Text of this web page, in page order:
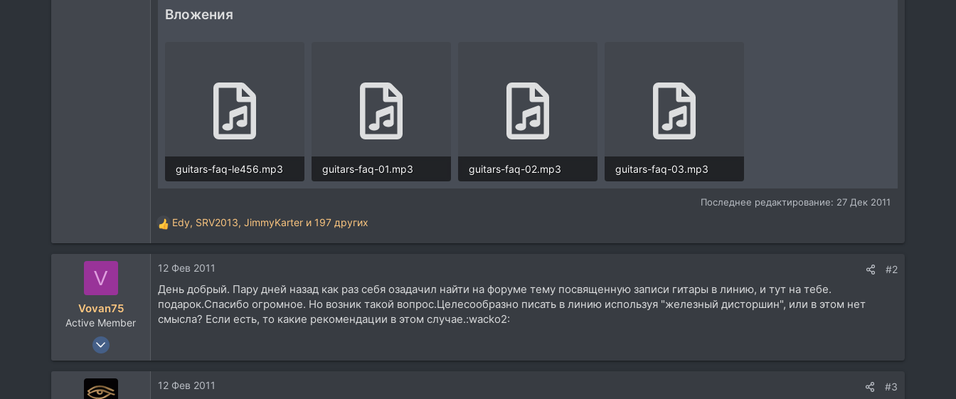
Вложения
guitars-faq-le456.mp3 guitars-faq-01.mp3 guitars-faq-02.mp3 guitars-faq-03.mp3
Последнее редактирование: 27 Дек 2011
Р
е
к
и
и
:
Edy, SRV2013, JimmyKarter и 197 других
V
Vovan75
Active Member
25 Дек 2010
268
12 Фев 2011 #2
День добрый. Пару дней назад как раз себя озадачил найти на форуме тему посвященную записи гитары в линию, и тут на тебе.
подарок.Спасибо огромное. Но возник такой вопрос.Целесообразно писать в линию используя "железный дисторшин", или в этом нет
смысла? Если есть, то какие рекомендации в этом случае.:wacko2:
12 Фев 2011 #3